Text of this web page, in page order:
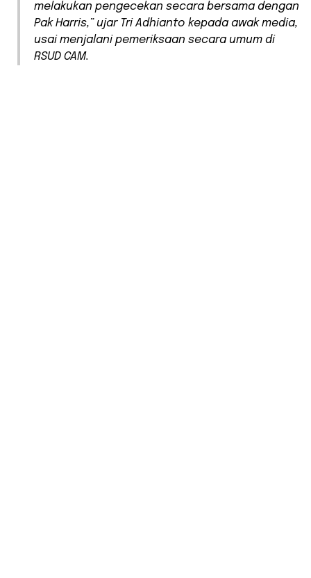
melakukan pengecekan secara bersama dengan
Pak Harris,” ujar Tri Adhianto kepada awak media,
usai menjalani pemeriksaan secara umum di
RSUD CAM.